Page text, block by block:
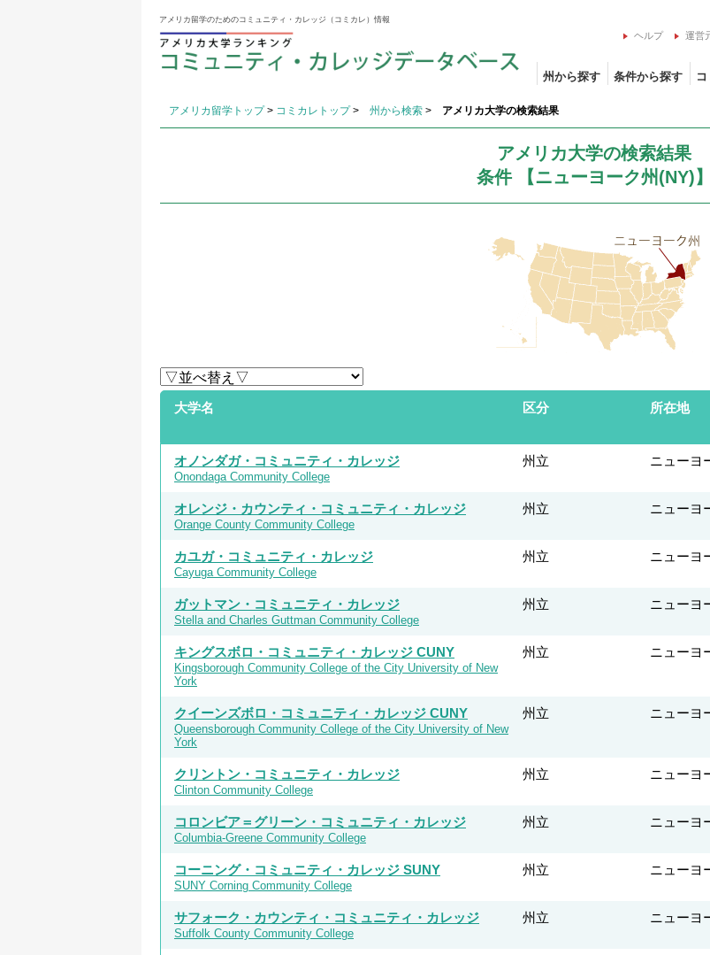
アメリカ留学のためのコミュニティ・カレッジ（コミカレ）情報
ヘルプ 運営
州から探す 条件から探す
アメリカ留学トップ> コミカレトップ > 州から検索 > アメリカ大学の検索結果
アメリカ大学の検索結果
条件 【ニューヨーク州(NY)】
所在地
区分
大学名
ニューヨ
州立
オノンダガ・コミュニティ・カレッジ
Onondaga Community College
ニューヨ
州立
オレンジ・カウンティ・コミュニティ・カレッジ
Orange County Community College
ニューヨ
州立
カユガ・コミュニティ・カレッジ
Cayuga Community College
ニューヨ
州立
ガットマン・コミュニティ・カレッジ
Stella and Charles Guttman Community College
ニューヨ
州立
キングスボロ・コミュニティ・カレッジ CUNY
Kingsborough Community College of the City University of New
York
ニューヨ
州立
クイーンズボロ・コミュニティ・カレッジ CUNY
Queensborough Community College of the City University of New
York
ニューヨ
州立
クリントン・コミュニティ・カレッジ
Clinton Community College
ニューヨ
州立
コロンビア＝グリーン・コミュニティ・カレッジ
Columbia-Greene Community College
ニューヨ
州立
コーニング・コミュニティ・カレッジ SUNY
SUNY Corning Community College
ニューヨ
州立
サフォーク・カウンティ・コミュニティ・カレッジ
Suffolk County Community College